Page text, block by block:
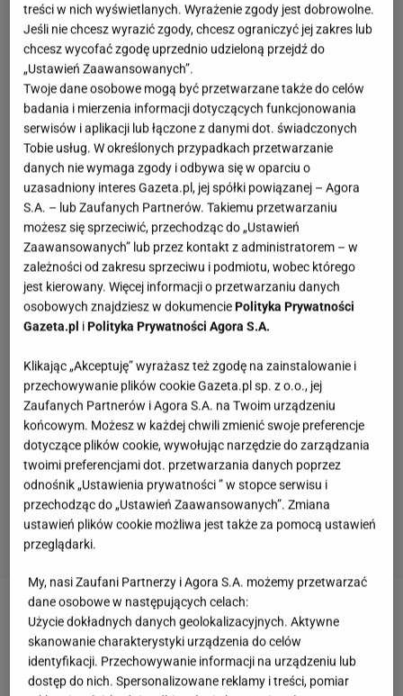
Zobacz wideoDorota Olszewska: Mimo nowelizacji
prawa o przewozach osób nie będzie bezpieczniej,
ale na pewno drożej
treści w nich wyświetlanych. Wyrażenie zgody jest dobrowolne.
Jeśli nie chcesz wyrazić zgody, chcesz ograniczyć jej zakres lub
chcesz wycofać zgodę uprzednio udzieloną przejdź do
„Ustawień Zaawansowanych”.
Twoje dane osobowe mogą być przetwarzane także do celów
badania i mierzenia informacji dotyczących funkcjonowania
serwisów i aplikacji lub łączone z danymi dot. świadczonych
Tobie usług. W określonych przypadkach przetwarzanie
danych nie wymaga zgody i odbywa się w oparciu o
uzasadniony interes Gazeta.pl, jej spółki powiązanej – Agora
S.A. – lub Zaufanych Partnerów. Takiemu przetwarzaniu
możesz się sprzeciwić, przechodząc do „Ustawień
Zaawansowanych” lub przez kontakt z administratorem – w
zależności od zakresu sprzeciwu i podmiotu, wobec którego
jest kierowany. Więcej informacji o przetwarzaniu danych
osobowych znajdziesz w dokumencie Polityka Prywatności
Gazeta.pl i Polityka Prywatności Agora S.A.
Klikając „Akceptuję” wyrażasz też zgodę na zainstalowanie i
przechowywanie plików cookie Gazeta.pl sp. z o.o., jej
Zaufanych Partnerów i Agora S.A. na Twoim urządzeniu
końcowym. Możesz w każdej chwili zmienić swoje preferencje
dotyczące plików cookie, wywołując narzędzie do zarządzania
twoimi preferencjami dot. przetwarzania danych poprzez
odnośnik „Ustawienia prywatności ” w stopce serwisu i
przechodząc do „Ustawień Zaawansowanych”. Zmiana
ustawień plików cookie możliwa jest także za pomocą ustawień
przeglądarki.
My, nasi Zaufani Partnerzy i Agora S.A. możemy przetwarzać
dane osobowe w następujących celach:
Użycie dokładnych danych geolokalizacyjnych. Aktywne
skanowanie charakterystyki urządzenia do celów
identyfikacji. Przechowywanie informacji na urządzeniu lub
dostęp do nich. Spersonalizowane reklamy i treści, pomiar